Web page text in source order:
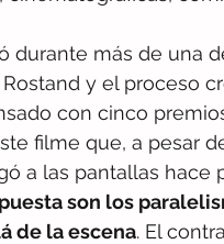
durante más de una
y el proceso
con cinco
filme que, a pesar
a las pantallas hace
son los
de la escena. El